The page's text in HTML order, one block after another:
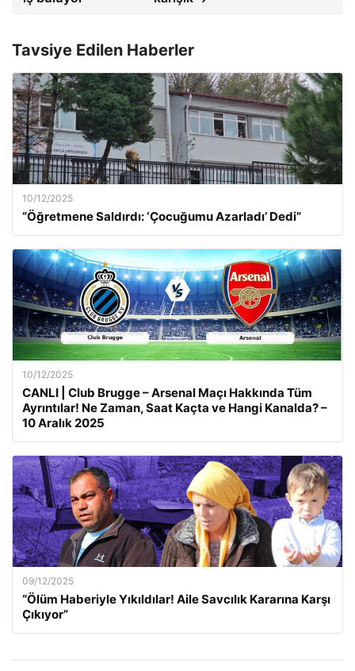
Tavsiye Edilen Haberler
10/12/2025
“Öğretmene Saldırdı: ‘Çocuğumu Azarladı’ Dedi”
10/12/2025
CANLI | Club Brugge – Arsenal Maçı Hakkında Tüm
Ayrıntılar! Ne Zaman, Saat Kaçta ve Hangi Kanalda? –
10 Aralık 2025
09/12/2025
“Ölüm Haberiyle Yıkıldılar! Aile Savcılık Kararına Karşı
Çıkıyor”